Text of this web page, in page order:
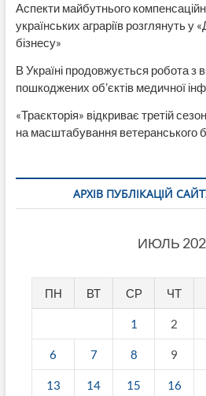
Аспекти майбутнього
українських аграріїв розглянуть у
бізнесу»
В Україні продовжується робота з
пошкоджених об’єктів медичної
«Траєкторія» відкриває третій
на масштабування ветеранського
АРХІВ ПУБЛІКАЦІЙ
ИЮЛЬ
ПН ВТ СР ЧТ
1 2
6 7 8 9
13 14 15 16